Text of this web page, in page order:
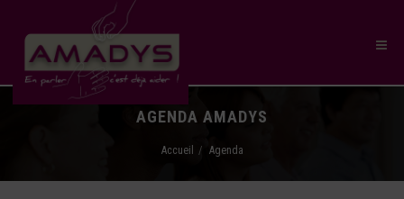
AGENDA AMADYS
Accueil Agenda